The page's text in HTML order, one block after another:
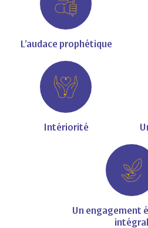
L’audace prophétique
Intériorité
Un engagement
intégral